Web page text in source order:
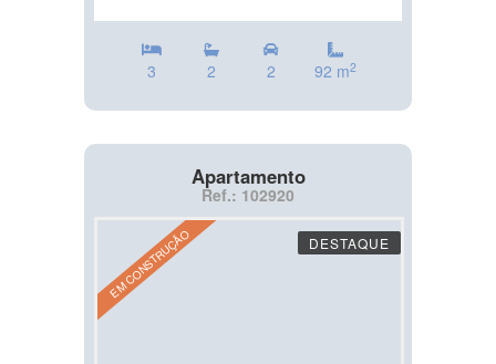
3 2 2 92 m2
Apartamento
Ref.: 102920
EM CONSTRUÇÃO DESTAQUE